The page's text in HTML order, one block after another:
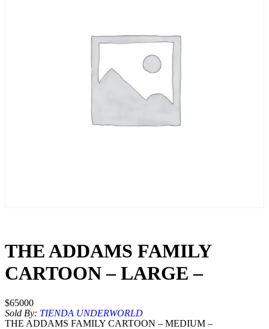
THE ADDAMS FAMILY
CARTOON – LARGE –
$65000
Sold By: TIENDA UNDERWORLD
THE ADDAMS FAMILY CARTOON – MEDIUM –